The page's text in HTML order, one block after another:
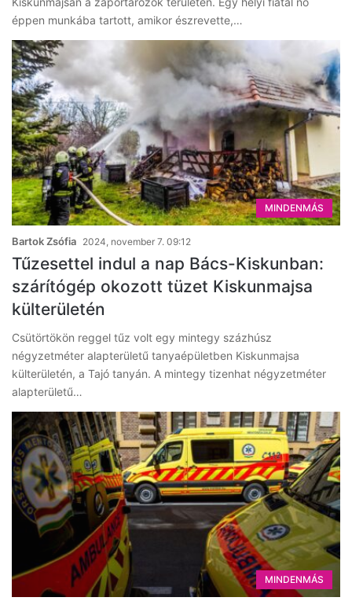
éppen munkába tartott, amikor észrevette,…
MINDENMÁS
Bartok Zsófia 2024, november 7. 09:12
Tűzesettel indul a nap Bács-Kiskunban:
szárítógép okozott tüzet Kiskunmajsa
külterületén
Csütörtökön reggel tűz volt egy mintegy százhúsz
négyzetméter alapterületű tanyaépületben Kiskunmajsa
külterületén, a Tajó tanyán. A mintegy tizenhat négyzetméter
alapterületű…
MINDENMÁS